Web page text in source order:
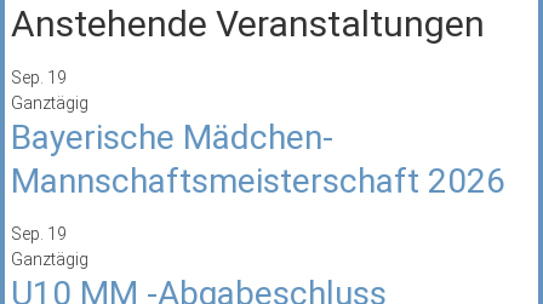
Anstehende Veranstaltungen
Sep. 19
Ganztägig
Bayerische Mädchen-
Mannschaftsmeisterschaft 2026
Sep. 19
Ganztägig
U10 MM -Abgabeschluss